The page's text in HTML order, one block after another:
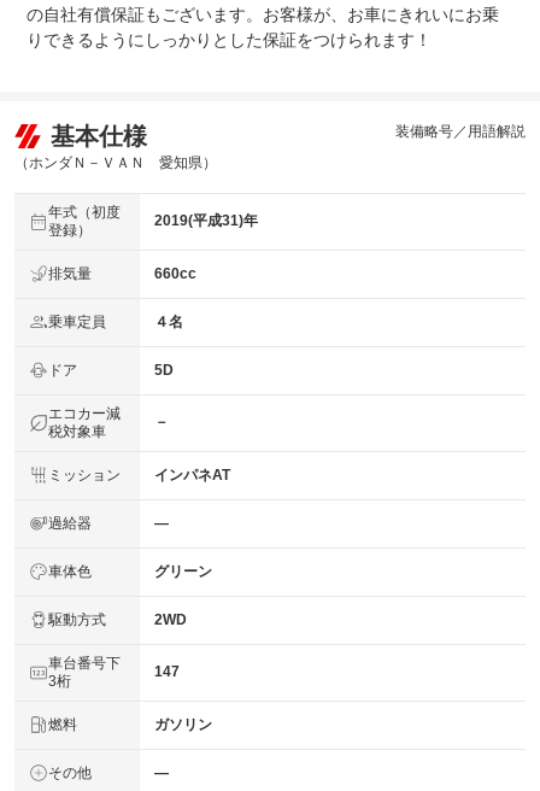
の自社有償保証もございます。お客様が、お車にきれいにお乗
りできるようにしっかりとした保証をつけられます！
基本仕様
（ホンダＮ－ＶＡＮ 愛知県）
装備略号／用語解説
年式（初度
登録）
2019(平成31)年
排気量 660cc
乗車定員 ４名
ドア 5D
エコカー減
税対象車
－
ミッション インパネAT
過給器 ―
車体色 グリーン
駆動方式 2WD
車台番号下
3桁
147
燃料 ガソリン
その他 ―